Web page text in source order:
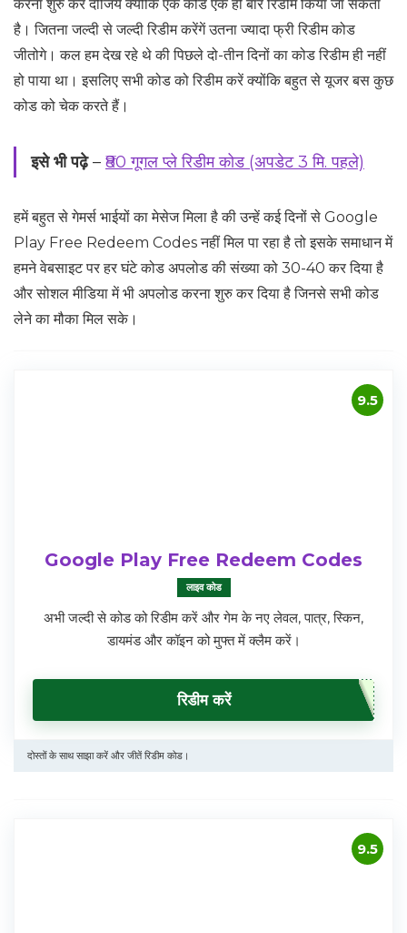
करना शुरु कर दीजिये क्योंकि एक कोड एक ही बार रिडीम किया जा सकता
है। जितना जल्दी से जल्दी रिडीम करेंगें उतना ज्यादा फ्री रिडीम कोड
जीतोगे। कल हम देख रहे थे की पिछले दो-तीन दिनों का कोड रिडीम ही नहीं
हो पाया था। इसलिए सभी कोड को रिडीम करें क्योंकि बहुत से यूजर बस कुछ
कोड को चेक करते हैं।
इसे भी पढ़े– ₹80 गूगल प्ले रिडीम कोड (अपडेट 3 मि. पहले)
हमें बहुत से गेमर्स भाईयों का मेसेज मिला है की उन्हें कई दिनों से Google
Play Free Redeem Codes नहीं मिल पा रहा है तो इसके समाधान में
हमने वेबसाइट पर हर घंटे कोड अपलोड की संख्या को 30-40 कर दिया है
और सोशल मीडिया में भी अपलोड करना शुरु कर दिया है जिनसे सभी कोड
लेने का मौका मिल सके।
9.5
Google Play Free Redeem Codes
लाइव कोड
अभी जल्दी से कोड को रिडीम करें और गेम के नए लेवल, पात्र, स्किन,
डायमंड और कॉइन को मुफ्त में क्लैम करें।
रिडीम करें
दोस्तों के साथ साझा करें और जीतें रिडीम कोड।
9.5